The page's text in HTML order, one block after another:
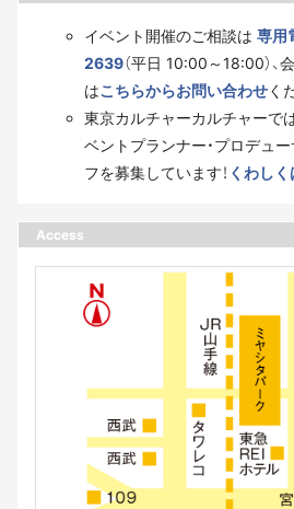
イベント開催のご相談は 専用
2639（平日 10:00～18:00）
はこちらからお問い合わせく
東京カルチャーカルチャーで
ベントプランナー・プロデュ
フを募集しています！ くわしく
Access